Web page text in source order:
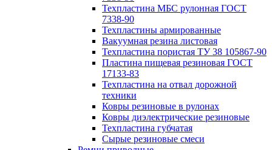
Техпластина МБС рулонная ГОСТ
7338-90
Техпластины армированные
Вакуумная резина листовая
Техпластина пористая ТУ 38 105867-90
Пластина пищевая резиновая ГОСТ
17133-83
Техпластина на отвал дорожной
техники
Ковры резиновые в рулонах
Ковры диэлектрические резиновые
Техпластина губчатая
Сырые резиновые смеси